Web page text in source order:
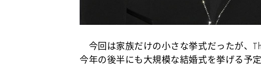
今回は家族だけの小さな挙式だったが、
今年の後半にも大規模な結婚式を挙げる予定